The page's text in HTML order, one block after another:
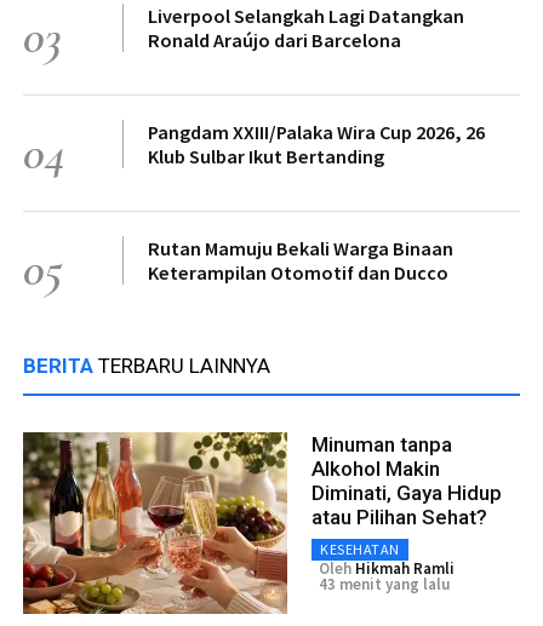
03
Liverpool Selangkah Lagi Datangkan
Ronald Araújo dari Barcelona
04
Pangdam XXIII/Palaka Wira Cup 2026, 26
Klub Sulbar Ikut Bertanding
05
Rutan Mamuju Bekali Warga Binaan
Keterampilan Otomotif dan Ducco
BERITA TERBARU LAINNYA
Minuman tanpa
Alkohol Makin
Diminati, Gaya Hidup
atau Pilihan Sehat?
KESEHATAN
Oleh Hikmah Ramli
43 menit yang lalu